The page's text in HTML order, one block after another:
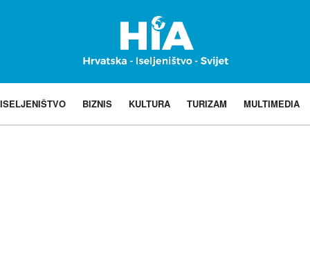
ISELJENIŠTVO BIZNIS KULTURA TURIZAM MULTIMEDIA